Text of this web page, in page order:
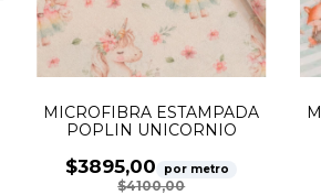
MICROFIBRA ESTAMPADA
POPLIN UNICORNIO
$3895,00 por metro
$4100,00